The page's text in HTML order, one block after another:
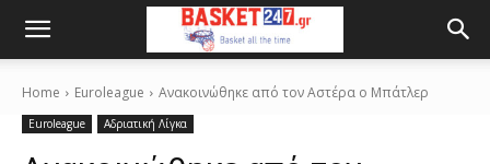
Home Euroleague Aνακοινώθηκε από τον Αστέρα ο Μπάτλερ
Euroleague Αδριατική Λίγκα